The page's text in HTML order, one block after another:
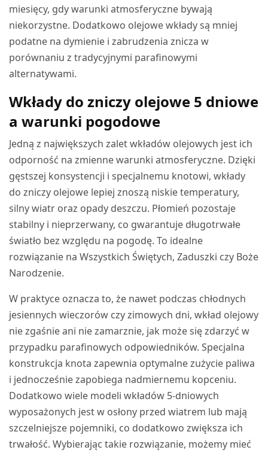
miesięcy, gdy warunki atmosferyczne bywają
niekorzystne. Dodatkowo olejowe wkłady są mniej
podatne na dymienie i zabrudzenia znicza w
porównaniu z tradycyjnymi parafinowymi
alternatywami.
Wkłady do zniczy olejowe 5 dniowe
a warunki pogodowe
Jedną z największych zalet wkładów olejowych jest ich
odporność na zmienne warunki atmosferyczne. Dzięki
gęstszej konsystencji i specjalnemu knotowi, wkłady
do zniczy olejowe lepiej znoszą niskie temperatury,
silny wiatr oraz opady deszczu. Płomień pozostaje
stabilny i nieprzerwany, co gwarantuje długotrwałe
światło bez względu na pogodę. To idealne
rozwiązanie na Wszystkich Świętych, Zaduszki czy Boże
Narodzenie.
W praktyce oznacza to, że nawet podczas chłodnych
jesiennych wieczorów czy zimowych dni, wkład olejowy
nie zgaśnie ani nie zamarznie, jak może się zdarzyć w
przypadku parafinowych odpowiedników. Specjalna
konstrukcja knota zapewnia optymalne zużycie paliwa
i jednocześnie zapobiega nadmiernemu kopceniu.
Dodatkowo wiele modeli wkładów 5-dniowych
wyposażonych jest w osłony przed wiatrem lub mają
szczelniejsze pojemniki, co dodatkowo zwiększa ich
trwałość. Wybierając takie rozwiązanie, możemy mieć